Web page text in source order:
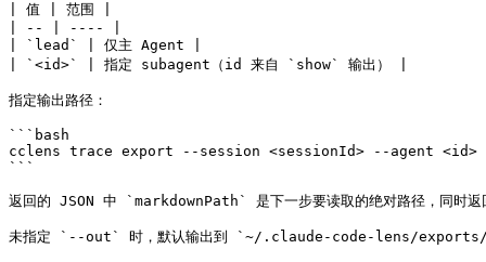
| 值 | 范围 |
| -- | ---- |
| `lead` | 仅主 Agent |
| `<id>` | 指定 subagent（id 来自 `show` 输出） |
指定输出路径：
```bash
cclens trace export --session <sessionId> --agent
```
返回的 JSON 中 `markdownPath` 是下一步要读取的绝对路径，同
未指定 `--out` 时，默认输出到 `~/.claude-code-lens/